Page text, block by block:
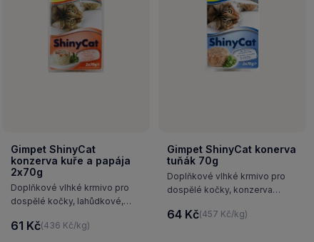
Gimpet ShinyCat
konzerva kuře a papája
2x70g
Doplňkové vlhké krmivo pro
dospělé kočky, lahůdkové,
obsahující pouze přírodní
61 Kč(436 Kč/kg)
Gimpet ShinyCat konerva
tuňák 70g
Doplňkové vlhké krmivo pro
dospělé kočky, konzerva
chutné kousky masa, které
64 Kč(457 Kč/kg)